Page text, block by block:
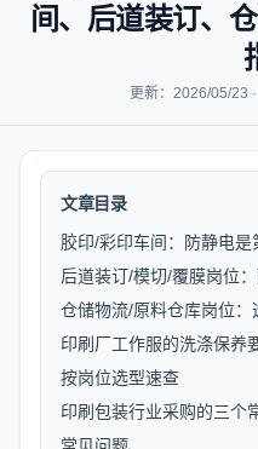
间、后道装订、
更新：2026/05/23
文章目录
胶印/彩印车间：防静电是
后道装订/模切/覆膜岗位
仓储物流/原料仓库岗位：
印刷厂工作服的洗涤保养
按岗位选型速查
印刷包装行业采购的三个